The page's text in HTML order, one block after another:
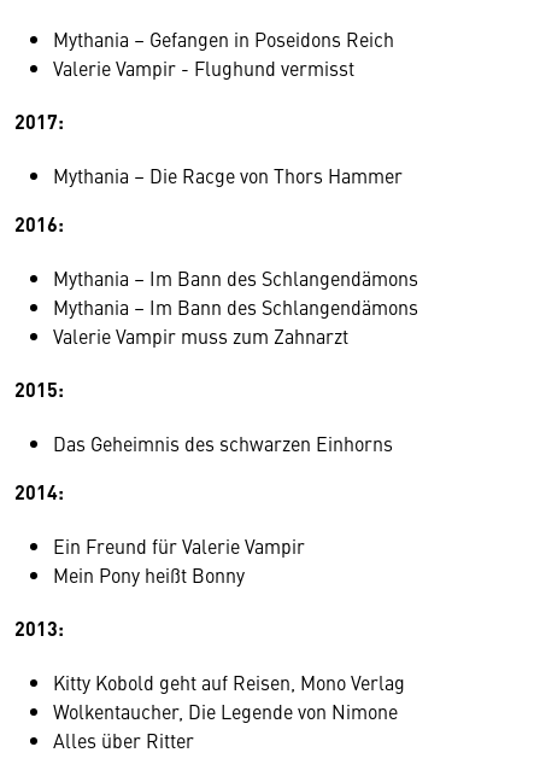
Mythania – Gefangen in Poseidons Reich
Valerie Vampir - Flughund vermisst
2017:
Mythania – Die Racge von Thors Hammer
2016:
Mythania – Im Bann des Schlangendämons
Mythania – Im Bann des Schlangendämons
Valerie Vampir muss zum Zahnarzt
2015:
Das Geheimnis des schwarzen Einhorns
2014:
Ein Freund für Valerie Vampir
Mein Pony heißt Bonny
2013:
Kitty Kobold geht auf Reisen, Mono Verlag
Wolkentaucher, Die Legende von Nimone
Alles über Ritter